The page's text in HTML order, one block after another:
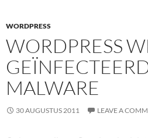
WORDPRESS
WORDPRESS
MALWARE
30 AUGUSTUS 2011 LEAVE A